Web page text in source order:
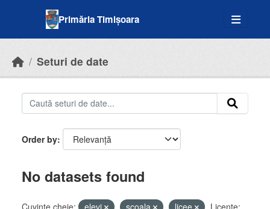
Primăria Timișoara
Seturi de date
Order by
No datasets found
Cuvinte cheie: elevi scoala licee
Licenţe: